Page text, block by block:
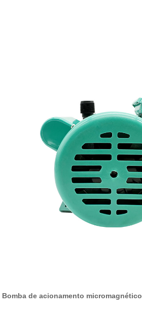
Bomba de acionamento micromagnético